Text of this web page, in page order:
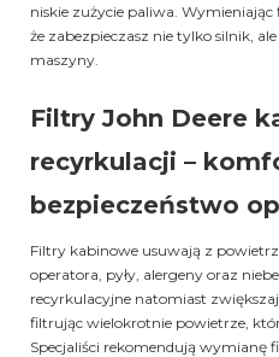
niskie zużycie paliwa.
że zabezpieczasz nie tylko silnik,
maszyny.
Filtry John Deere
recyrkulacji –
bezpieczeństwo
Filtry kabinowe usuwają z
operatora, pyły, alergeny oraz
recyrkulacyjne natomiast
filtrując wielokrotnie powietrze,
Specjaliści rekomendują wymianę